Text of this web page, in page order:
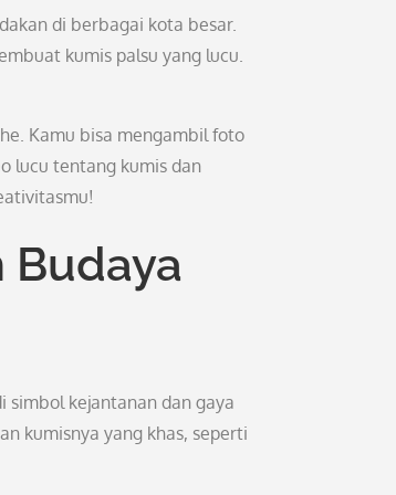
di berbagai kota besar.
kumis palsu yang lucu.
Kamu bisa mengambil foto
lucu tentang kumis dan
Budaya
simbol kejantanan dan gaya
kumisnya yang khas, seperti